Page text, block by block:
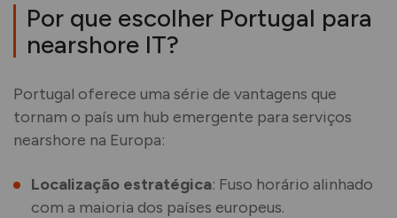
Por que escolher Portugal para
nearshore IT?
Portugal oferece uma série de vantagens que
tornam o país um hub emergente para serviços
nearshore na Europa:
Localização estratégica: Fuso horário alinhado
com a maioria dos países europeus.